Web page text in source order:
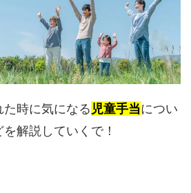
時に気になる 児童手当につい
解説していくで！